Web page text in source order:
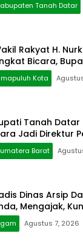
Tanah Datar
Rakyat H.
Bicara,
Kota
Tanah Datar
Jadi Direktur
Barat
Dinas Arsip
Mengajak,
Agustus 7, 2026